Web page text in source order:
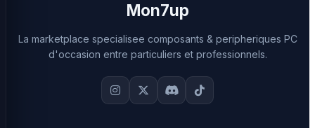
Mon7up
La marketplace specialisee composants & peripheriques PC
d'occasion entre particuliers et professionnels.